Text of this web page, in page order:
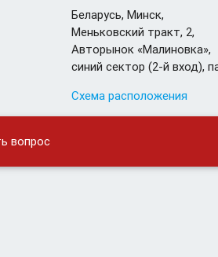
Беларусь,Минск,
Меньковский тракт, 2,
Авторынок «Малиновка»,
синий сектор (2-й вход),
Схема расположения
вопрос